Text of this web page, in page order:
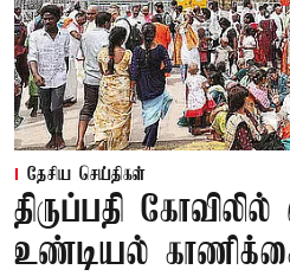
தேசிய செய்திகள்
திருப்பதி கோவிலில்
உண்டியல்